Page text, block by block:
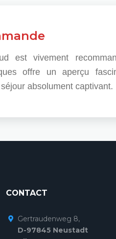
est vivement
offre un aperçu
absolument captivant.
CONTACT
Gertraudenweg 8,
D-97845 Neustadt